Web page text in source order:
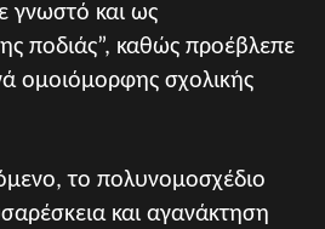
γνωστό και ως
ποδιάς”, καθώς προέβλεπε
ομοιόμορφης σχολικής
το πολυνομοσχέδιο
και αγανάκτηση